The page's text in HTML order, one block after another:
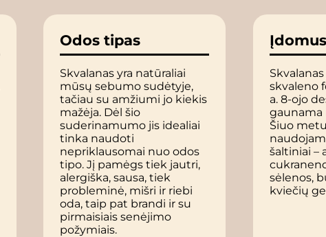
Odos tipas
Skvalanas yra natūraliai
mūsų sebumo sudėtyje,
tačiau su amžiumi jo kiekis
mažėja. Dėl šio
suderinamumo jis idealiai
tinka naudoti
nepriklausomai nuo odos
tipo. Jį pamėgs tiek jautri,
alergiška, sausa, tiek
probleminė, mišri ir riebi
oda, taip pat brandi ir su
pirmaisiais senėjimo
požymiais.
skvaleno
a. 8-ojo
gaunama
Šiuo
šaltiniai –
sėlenos,
kviečių